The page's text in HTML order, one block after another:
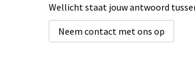
Wellicht staat jouw antwoord
Neem contact met ons op